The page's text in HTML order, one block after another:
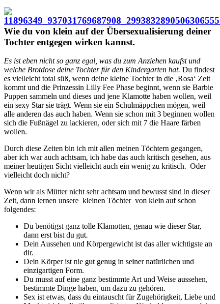
Wie du von klein auf der Übersexualisierung deiner
Tochter entgegen wirken kannst.
Es ist eben nicht so ganz egal, was du zum Anziehen kaufst und
welche Brotdose deine Tochter für den Kindergarten hat. Du findest
es vielleicht total süß, wenn deine kleine Tochter in die ‚Rosa‘ Zeit
kommt und die Prinzessin Lilly Fee Phase beginnt, wenn sie Barbie
Puppen sammeln und dieses und jene Klamotte haben wollen, weil
ein sexy Star sie trägt. Wenn sie ein Schulmäppchen mögen, weil
alle anderen das auch haben. Wenn sie schon mit 3 beginnen wollen
sich die Fußnägel zu lackieren, oder sich mit 7 die Haare färben
wollen.
Durch diese Zeiten bin ich mit allen meinen Töchtern gegangen,
aber ich war auch achtsam, ich habe das auch kritisch gesehen, aus
meiner heutigen Sicht vielleicht auch ein wenig zu kritisch. Oder
vielleicht doch nicht?
Wenn wir als Mütter nicht sehr achtsam und bewusst sind in dieser
Zeit, dann lernen unsere kleinen Töchter von klein auf schon
folgendes:
Du benötigst ganz tolle Klamotten, genau wie dieser Star,
dann erst bist du gut.
Dein Aussehen und Körpergewicht ist das aller wichtigste an
dir.
Dein Körper ist nie gut genug in seiner natürlichen und
einzigartigen Form.
Du musst auf eine ganz bestimmte Art und Weise aussehen,
bestimmte Dinge haben, um dazu zu gehören.
Sex ist etwas, dass du eintauscht für Zugehörigkeit, Liebe und